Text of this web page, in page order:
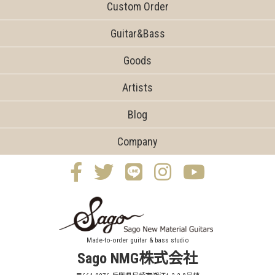
Custom Order
Guitar&Bass
Goods
Artists
Blog
Company
Made-to-order guitar & bass studio
Sago NMG株式会社